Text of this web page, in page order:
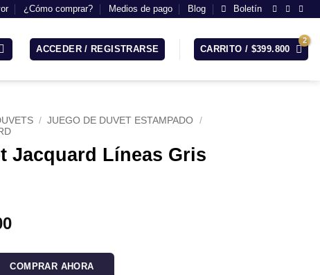
¿Cómo comprar? Medios de pago Blog Boletín
ACCEDER / REGISTRARSE CARRITO / $399.800
/ JUEGO DE DUVET ESTAMPADO /
Jacquard Líneas Gris
Rango
precios:
COMPRAR AHORA